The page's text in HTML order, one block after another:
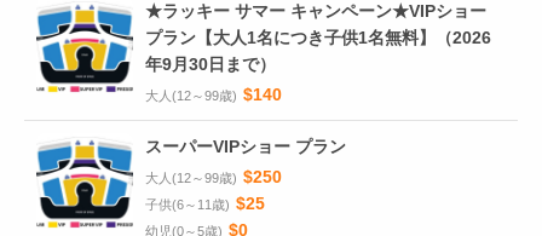
★ラッキー サマー キャンペーン★VIPショー
プラン【大人1名につき子供1名無料】（2026
年9月30日まで）
大人(12～99歳) $140
スーパーVIPショー プラン
大人(12～99歳) $250
子供(6～11歳) $25
幼児(0～5歳) $0